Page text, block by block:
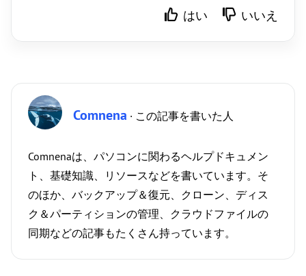
はい いいえ
Comnena · この記事を書いた人
Comnenaは、パソコンに関わるヘルプドキュメン
ト、基礎知識、リソースなどを書いています。そ
のほか、バックアップ＆復元、クローン、ディス
ク＆パーティションの管理、クラウドファイルの
同期などの記事もたくさん持っています。